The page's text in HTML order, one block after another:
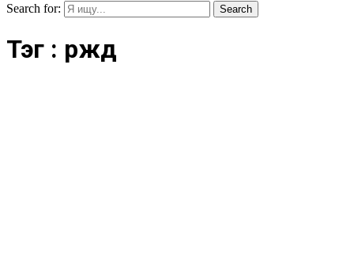
Search for: Search
Тэг : ржд